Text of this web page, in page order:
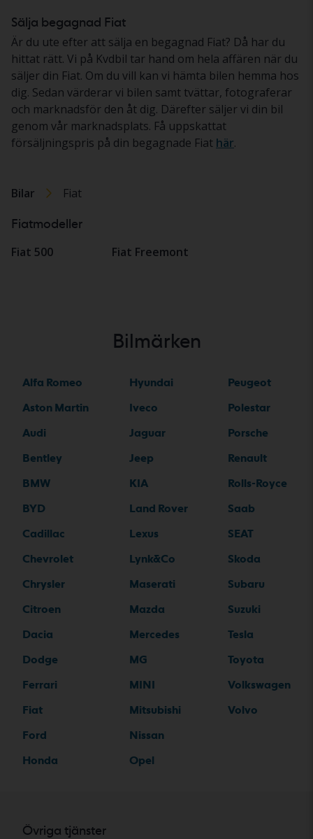
Sälja begagnad Fiat
Är du ute efter att sälja en begagnad Fiat? Då har du
hittat rätt. Vi på Kvdbil tar hand om hela affären när du
säljer din Fiat. Om du vill kan vi hämta bilen hemma hos
dig. Sedan värderar vi bilen samt tvättar, fotograferar
och marknadsför den åt dig. Därefter säljer vi din bil
genom vår marknadsplats. Få uppskattat
försäljningspris på din begagnade Fiat här.
Bilar Fiat
Fiatmodeller
Fiat 500 Fiat Freemont
Bilmärken
Alfa Romeo
Aston Martin
Audi
Bentley
BMW
BYD
Cadillac
Chevrolet
Chrysler
Citroen
Dacia
Dodge
Ferrari
Fiat
Ford
Honda
Hyundai
Iveco
Jaguar
Jeep
KIA
Land Rover
Lexus
Lynk&Co
Maserati
Mazda
Mercedes
MG
MINI
Mitsubishi
Nissan
Opel
Peugeot
Polestar
Porsche
Renault
Rolls-Royce
Saab
SEAT
Skoda
Subaru
Suzuki
Tesla
Toyota
Volkswagen
Volvo
Övriga tjänster